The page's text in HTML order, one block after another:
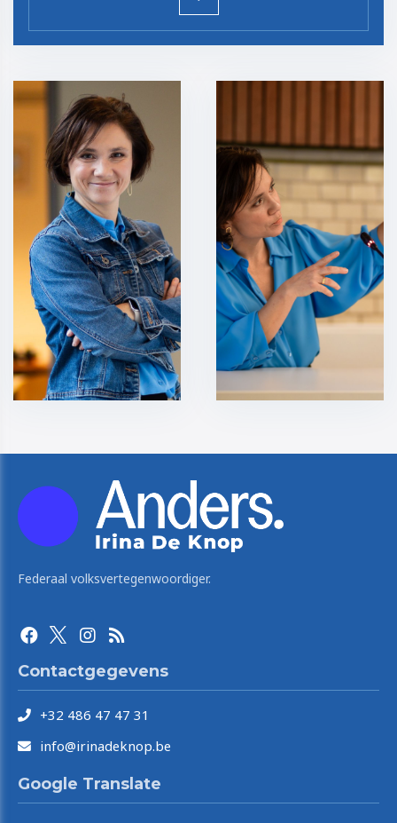
Federaal volksvertegenwoordiger.
Contactgegevens
+32 486 47 47 31
info@irinadeknop.be
Google Translate